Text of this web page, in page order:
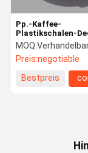
Haus
Qualitätskon
Pp.-Kaffee-
Plastikschalen-
die heißen
Ressourcen des
100% dauerhaft
MOQ:
Preis:negotiable
Bestpreis